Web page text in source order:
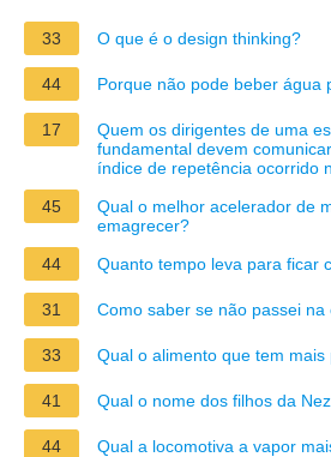
33 O que é o design thinking?
44 Porque não pode beber água
17
Quem os dirigentes de uma
fundamental devem
índice de repetência ocorrido
45
Qual o melhor acelerador de
emagrecer?
44
Quanto tempo leva para ficar
31 Como saber se não passei na
33 Qual o alimento que tem mais
41 Qual o nome dos filhos da
44 Qual a locomotiva a vapor